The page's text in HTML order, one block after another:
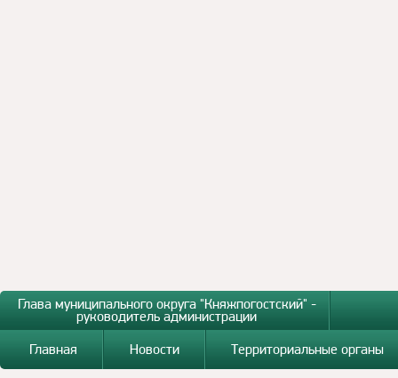
Глава муниципального округа "Княжпогостский" -
руководитель администрации
Главная
Новости Территориальные органы